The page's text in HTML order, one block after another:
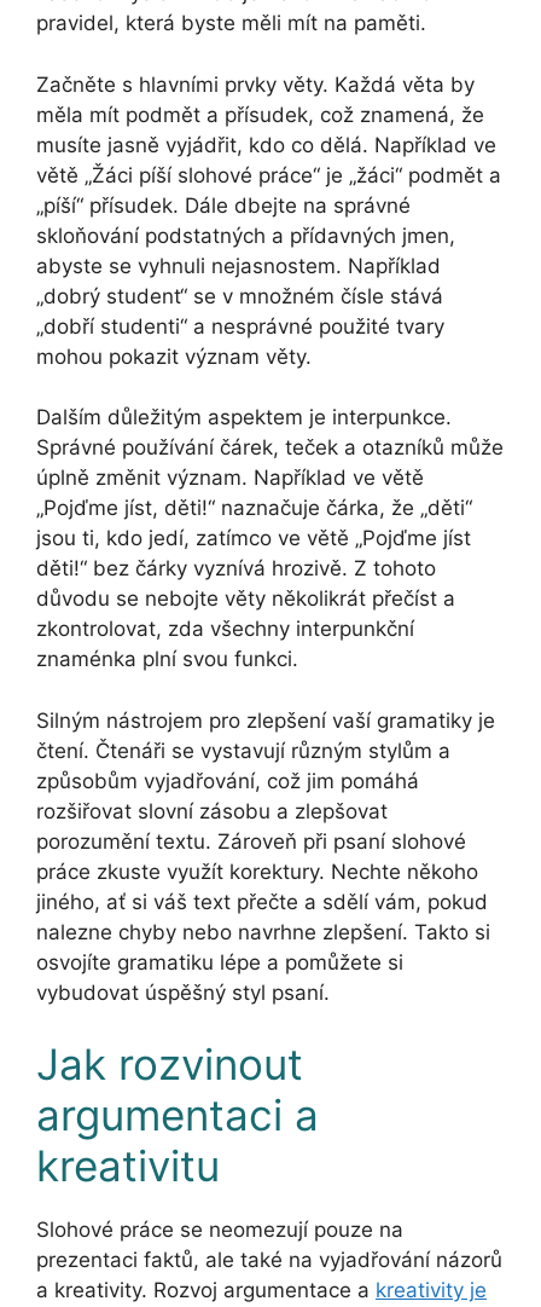
pravidel, která byste měli mít na paměti.
Začněte s hlavními prvky věty. Každá věta by
měla mít podmět a přísudek, což znamená, že
musíte jasně vyjádřit, kdo co dělá. Například ve
větě „Žáci píší slohové práce“ je „žáci“ podmět a
„píší“ přísudek. Dále dbejte na správné
skloňování podstatných a přídavných jmen,
abyste se vyhnuli nejasnostem. Například
„dobrý student“ se v množném čísle stává
„dobří studenti“ a nesprávné použité tvary
mohou pokazit význam věty.
Dalším důležitým aspektem je interpunkce.
Správné používání čárek, teček a otazníků může
úplně změnit význam. Například ve větě
„Pojďme jíst, děti!“ naznačuje čárka, že „děti“
jsou ti, kdo jedí, zatímco ve větě „Pojďme jíst
děti!“ bez čárky vyznívá hrozivě. Z tohoto
důvodu se nebojte věty několikrát přečíst a
zkontrolovat, zda všechny interpunkční
znaménka plní svou funkci.
Silným nástrojem pro zlepšení vaší gramatiky je
čtení. Čtenáři se vystavují různým stylům a
způsobům vyjadřování, což jim pomáhá
rozšiřovat slovní zásobu a zlepšovat
porozumění textu. Zároveň při psaní slohové
práce zkuste využít korektury. Nechte někoho
jiného, ať si váš text přečte a sdělí vám, pokud
nalezne chyby nebo navrhne zlepšení. Takto si
osvojíte gramatiku lépe a pomůžete si
vybudovat úspěšný styl psaní.
Jak rozvinout
argumentaci a
kreativitu
Slohové práce se neomezují pouze na
prezentaci faktů, ale také na vyjadřování názorů
a kreativity. Rozvoj argumentace a kreativity je